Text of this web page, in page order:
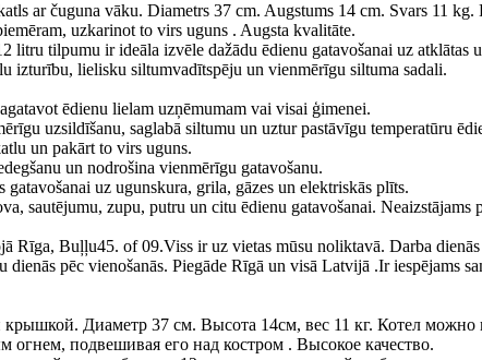
ar čuguna vāku. Diametrs 37 cm. Augstums 14 cm. Svars 11
uzkarinot to virs uguns . Augsta kvalitāte.
litru tilpumu ir ideāla izvēle dažādu ēdienu gatavošanai uz atklātas
izturību, lielisku siltumvadītspēju un vienmērīgu siltuma sadali.
ēdienu lielam uzņēmumam vai visai ģimenei.
uzsildīšanu, saglabā siltumu un uztur pastāvīgu temperatūru
un pakārt to virs uguns.
un nodrošina vienmērīgu gatavošanu.
gatavošanai uz ugunskura, grila, gāzes un elektriskās plīts.
sautējumu, zupu, putru un citu ēdienu gatavošanai. Neaizstājams
Rīga, Buļļu45. of 09.Viss ir uz vietas mūsu noliktavā. Darba
pēc vienošanās. Piegāde Rīgā un visā Latvijā .Ir iespējams
Диаметр 37 см. Высота 14см, вес 11 кг. Котел можно
подвешивая его над костром . Высокое качество.